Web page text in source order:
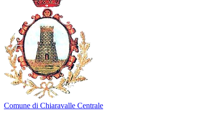
Comune di Chiaravalle Centrale